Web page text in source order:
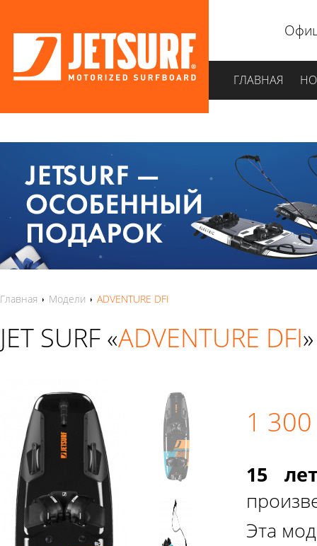
ГЛАВНАЯ
Главная Модели ADVENTURE DFI
JET SURF «ADVENTURE DFI»
FLUO YELLOW
1
15
Эта